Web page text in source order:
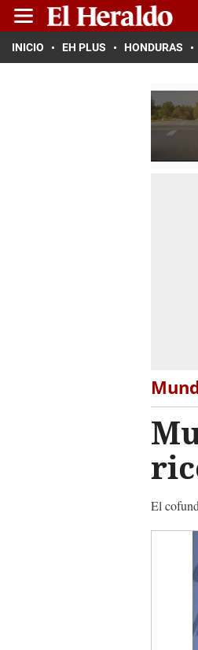
INICIO EH PLUS HONDURAS
El